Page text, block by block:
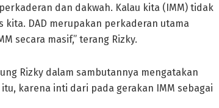
dan dakwah. Kalau kita (IMM) tidak
DAD merupakan perkaderan utama
secara masif,” terang Rizky.
Rizky dalam sambutannya mengatakan
karena inti dari pada gerakan IMM sebagai